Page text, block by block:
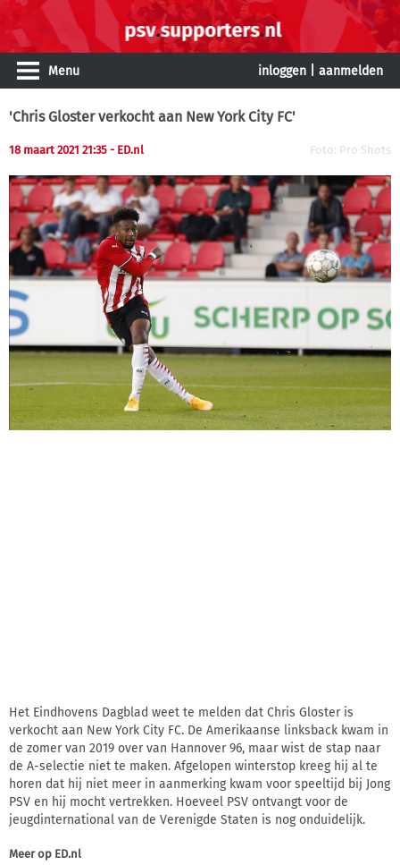
Menu inloggen aanmelden
'Chris Gloster verkocht aan New York City FC'
18 maart 2021 21:35 - ED.nl Foto: Pro Shots
Het Eindhovens Dagblad weet te melden dat Chris Gloster is
verkocht aan New York City FC. De Amerikaanse linksback kwam in
de zomer van 2019 over van Hannover 96, maar wist de stap naar
de A-selectie niet te maken. Afgelopen winterstop kreeg hij al te
horen dat hij niet meer in aanmerking kwam voor speeltijd bij Jong
PSV en hij mocht vertrekken. Hoeveel PSV ontvangt voor de
jeugdinternational van de Verenigde Staten is nog onduidelijk.
Meer op ED.nl